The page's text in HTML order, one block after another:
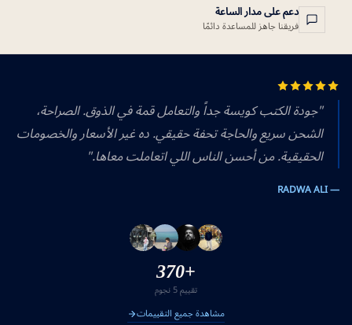
دعم على مدار الساعة
فريقنا جاهز للمساعدة دائمًا
"جودة الكتب كويسة جداً والتعامل قمة في الذوق. الصراحة،
الشحن سريع والحاجة تحفة حقيقي. ده غير الأسعار والخصومات
الحقيقية. من أحسن الناس اللي اتعاملت معاها."
— RADWA ALI
+370
تقييم 5 نجوم
مشاهدة جميع التقييمات